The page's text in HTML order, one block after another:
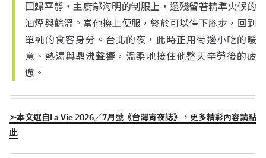
回歸平靜，主廚鄔海明的制服上，還殘留著精準火候的
油煙與餘溫。當他換上便服，終於可以停下腳步，回到
單純的食客身分。台北的夜，此時正用街邊小吃的暖
意、熱湯與鼎沸聲響，溫柔地接住他整天辛勞後的疲
憊。
➣本文選自La Vie 2026／7月號《台灣宵夜誌》，更多精彩內容請點
此